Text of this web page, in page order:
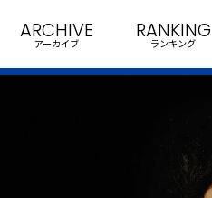
ARCHIVE
アーカイブ
RANKING
ランキング